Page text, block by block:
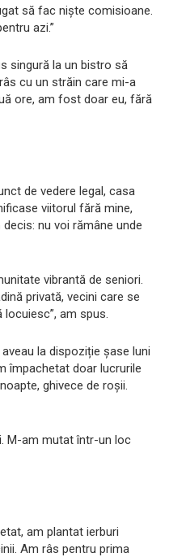
să fac niște comisioane.
azi.”
singură la un bistro să
cu un străin care mi-a
ore, am fost doar eu, fără
de vedere legal, casa
viitorul fără mine,
nu voi rămâne unde
vibrantă de seniori.
privată, vecini care se
locuiesc”, am spus.
la dispoziție șase luni
împachetat doar lucrurile
ghivece de roșii.
M-am mutat într-un loc
am plantat ierburi
Am râs pentru prima